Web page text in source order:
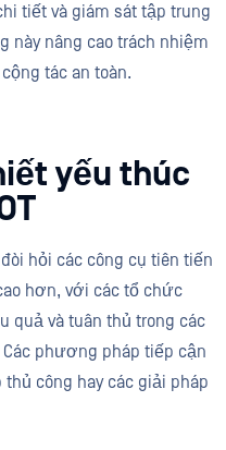
tiết và giám sát tập trung
này nâng cao trách nhiệm
tác an toàn.
yếu thúc
hỏi các công cụ tiên tiến
hơn, với các tổ chức
quả và tuân thủ trong các
phương pháp tiếp cận
công hay các giải pháp